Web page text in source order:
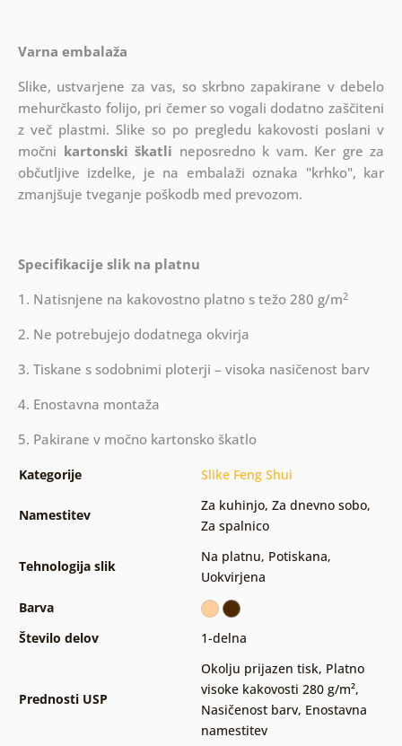
Varna embalaža
Slike, ustvarjene za vas, so skrbno zapakirane v debelo
mehurčkasto folijo, pri čemer so vogali dodatno zaščiteni
z več plastmi. Slike so po pregledu kakovosti poslani v
močni kartonski škatli neposredno k vam. Ker gre za
občutljive izdelke, je na embalaži oznaka "krhko", kar
zmanjšuje tveganje poškodb med prevozom.
Specifikacije slik na platnu
1. Natisnjene na kakovostno platno s težo 280 g/m2
2. Ne potrebujejo dodatnega okvirja
3. Tiskane s sodobnimi ploterji – visoka nasičenost barv
4. Enostavna montaža
5. Pakirane v močno kartonsko škatlo
Kategorije Slike Feng Shui
Namestitev
Za kuhinjo, Za dnevno sobo,
Za spalnico
Tehnologija slik
Na platnu, Potiskana,
Uokvirjena
Barva
Število delov
1-delna
Prednosti USP
Okolju prijazen tisk, Platno
visoke kakovosti 280 g/m²,
Nasičenost barv, Enostavna
namestitev